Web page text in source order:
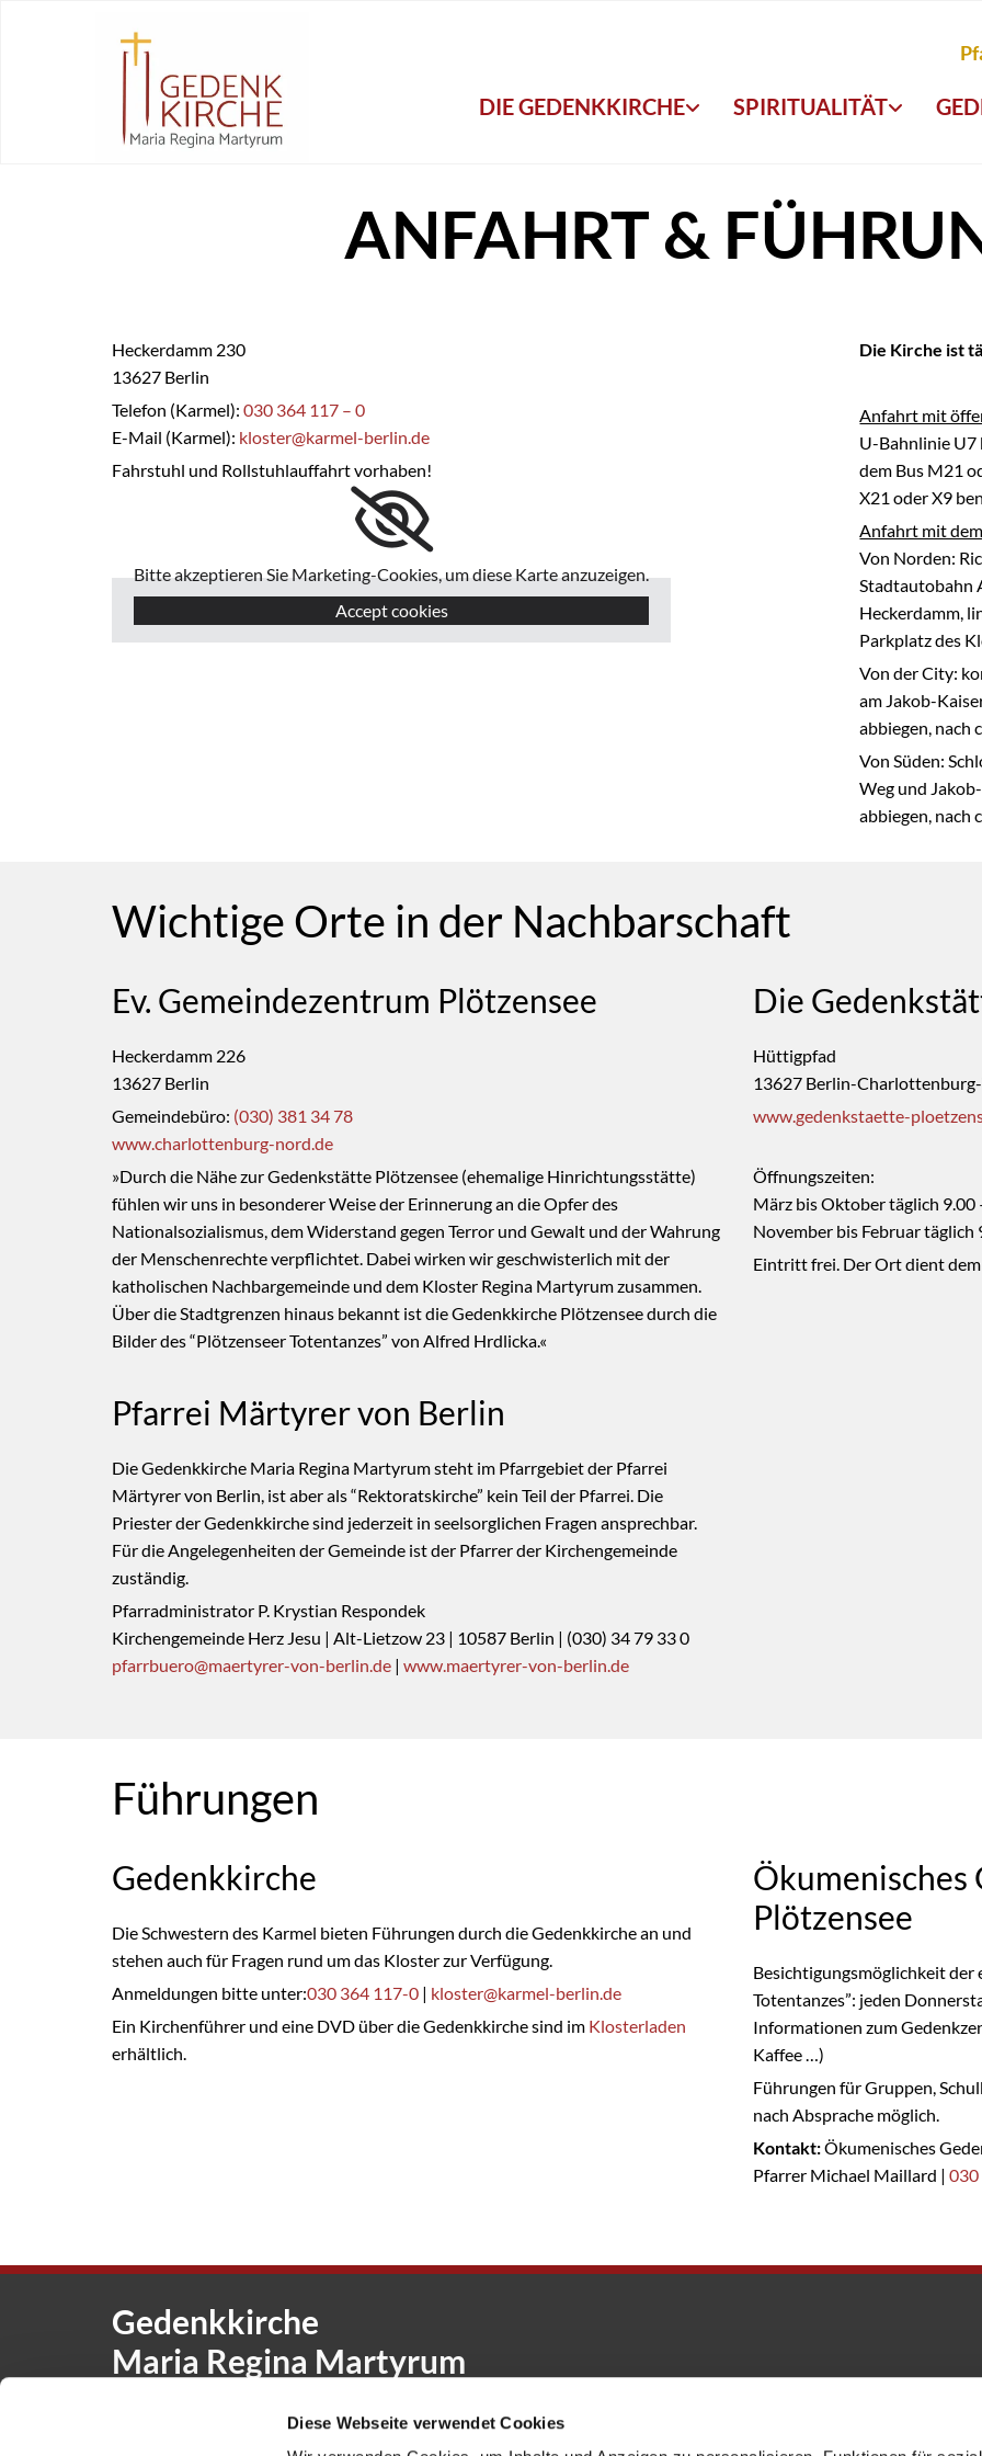
Diese Webseite verwendet Cookies
DIE GEDENKKIRCHE SPIRITUALITÄT
ANFAHRT &
Heckerdamm 230
13627 Berlin
Telefon (Karmel): 030 364 117 – 0
E-Mail (Karmel): kloster@karmel-berlin.de
Fahrstuhl und Rollstuhlauffahrt vorhaben!
Bitte akzeptieren Sie Marketing-Cookies, um diese Karte anzuzeigen.
Accept cookies
Die Kirche ist
Anfahrt mit
U-Bahnlinie U7
dem Bus M21
X21 oder X9
Anfahrt mit
Von Norden:
Stadtautobahn
Heckerdamm,
Parkplatz des
Von der City:
am Jakob-
abbiegen, nach
Von Süden:
Weg und
abbiegen, nach
Wichtige Orte in der Nachbarschaft
Ev. Gemeindezentrum Plötzensee
Heckerdamm 226
13627 Berlin
Gemeindebüro: (030) 381 34 78
www.charlottenburg-nord.de
»Durch die Nähe zur Gedenkstätte Plötzensee (ehemalige Hinrichtungsstätte)
fühlen wir uns in besonderer Weise der Erinnerung an die Opfer des
Nationalsozialismus, dem Widerstand gegen Terror und Gewalt und der Wahrung
der Menschenrechte verpflichtet. Dabei wirken wir geschwisterlich mit der
katholischen Nachbargemeinde und dem Kloster Regina Martyrum zusammen.
Über die Stadtgrenzen hinaus bekannt ist die Gedenkkirche Plötzensee durch die
Bilder des “Plötzenseer Totentanzes” von Alfred Hrdlicka.«
Die
Hüttigpfad
13627 Berlin-
www.gedenkstaette-
Öffnungszeiten:
März bis Oktober täglich 9.00
November bis Februar täglich
Eintritt frei. Der Ort dient
Pfarrei Märtyrer von Berlin
Die Gedenkkirche Maria Regina Martyrum steht im Pfarrgebiet der Pfarrei
Märtyrer von Berlin, ist aber als “Rektoratskirche” kein Teil der Pfarrei. Die
Priester der Gedenkkirche sind jederzeit in seelsorglichen Fragen ansprechbar.
Für die Angelegenheiten der Gemeinde ist der Pfarrer der Kirchengemeinde
zuständig.
Pfarradministrator P. Krystian Respondek
Kirchengemeinde Herz Jesu | Alt-Lietzow 23 | 10587 Berlin | (030) 34 79 33 0
pfarrbuero@maertyrer-von-berlin.de | www.maertyrer-von-berlin.de
Führungen
Gedenkkirche
Die Schwestern des Karmel bieten Führungen durch die Gedenkkirche an und
stehen auch für Fragen rund um das Kloster zur Verfügung.
Anmeldungen bitte unter:030 364 117-0 | kloster@karmel-berlin.de
Ein Kirchenführer und eine DVD über die Gedenkkirche sind im Klosterladen
erhältlich.
Ökumenisches
Plötzensee
Besichtigungsmöglichkeit der
Totentanzes”: jeden
Informationen zum
Kaffee …)
Führungen für Gruppen,
nach Absprache möglich.
Kontakt:Ökumenisches
Pfarrer Michael Maillard | 030
Gedenkkirche
Maria Regina Martyrum
Heckerdamm 230, 13627 Berlin |gedenkkirche@erzbistumberlin.de
Offene Kirche: Täglich 08-18 Uhr